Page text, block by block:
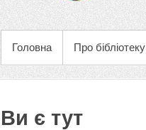
Головна Про бібліотеку
Ви є тут